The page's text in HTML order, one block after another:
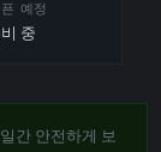
예정
중
간 안전하게 보